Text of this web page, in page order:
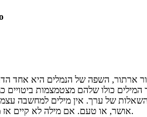
ארתור, השפה של הנמלים היא אחד
המילים כולו שלהם מצטמצמות ביטויים
של ערך. אין מילים למחשבה
אושר, או טעם. אם מילה לא קיים אז מה הוא מייצג לא ניתן הרהר.